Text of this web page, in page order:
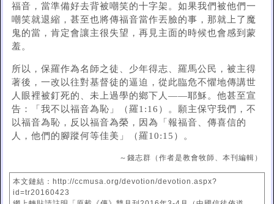
福音，當準備好去背被嘲笑的十字架。如果我們被他們一
嘲笑就退縮，甚至也將傳福音當作丟臉的事，那就上了魔
鬼的當，肯定會讓主很失望，再見主面的時候也會感到蒙
羞。
所以，保羅作為名師之徒、少年得志、羅馬公民，被主得
著後，一改以往對基督徒的逼迫，從此臨危不懼地傳講世
人眼裡被釘死的、未上過學的鄉下人——耶穌。他甚至宣
告：「我不以福音為恥」（羅1:16）。願主保守我們，不
以福音為恥，反以福音為榮，因為「報福音、傳喜信的
人，他們的腳蹤何等佳美」（羅10:15）。
～錢志群（作者是教會牧師、本刊編輯）
本文鏈結：http://ccmusa.org/devotion/devotion.aspx?
id=tr20160423